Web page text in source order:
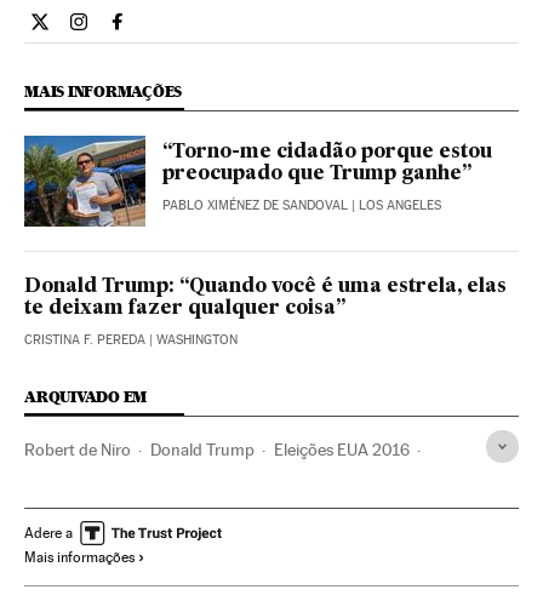
Cultura El País Brasil en Twitter
Cultura El País Brasil en Instagram
Cultura El País Brasil en Facebook
MAIS INFORMAÇÕES
“Torno-me cidadão porque estou
preocupado que Trump ganhe”
PABLO XIMÉNEZ DE SANDOVAL | LOS ANGELES
Donald Trump: “Quando você é uma estrela, elas
te deixam fazer qualquer coisa”
CRISTINA F. PEREDA | WASHINGTON
ARQUIVADO EM
Robert de Niro Donald Trump Eleições EUA 2016
Eleições América do Norte
Adere a
Mais informações